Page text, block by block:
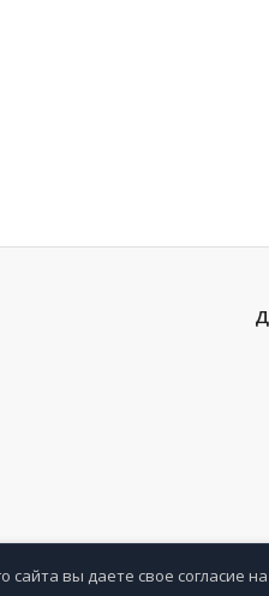
Сравнение
вы даете свое согласие